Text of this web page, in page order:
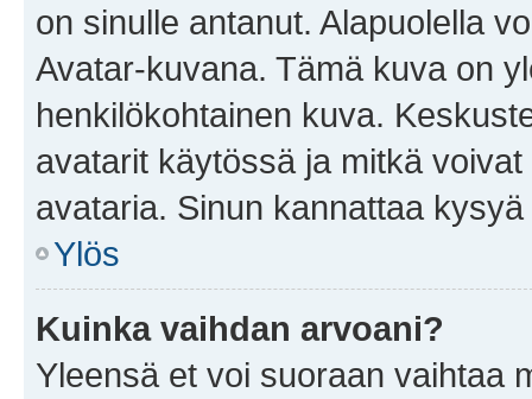
on sinulle antanut. Alapuolella
Avatar-kuvana. Tämä kuva on
henkilökohtainen kuva.
avatarit käytössä ja mitkä
avataria. Sinun kannattaa
Ylös
Kuinka vaihdan arvoani?
Yleensä et voi suoraan vaihtaa